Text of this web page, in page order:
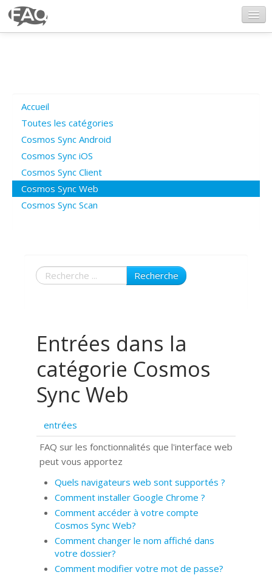
Poser une question
Questions ouvertes
Connexion
Accueil
Toutes les catégories
Cosmos Sync Android
Cosmos Sync iOS
Cosmos Sync Client
Cosmos Sync Web
Cosmos Sync Scan
Recherche
Entrées dans la
catégorie Cosmos
Sync Web
entrées
FAQ sur les fonctionnalités que l'interface web
peut vous apportez
Quels navigateurs web sont supportés ?
Comment installer Google Chrome ?
Comment accéder à votre compte
Cosmos Sync Web?
Comment changer le nom affiché dans
votre dossier?
Comment modifier votre mot de passe?